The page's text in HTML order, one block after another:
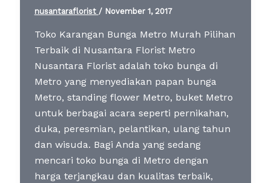
nusantaraflorist / November 1, 2017
Toko Karangan Bunga Metro Murah Pilihan
Terbaik di Nusantara Florist Metro
Nusantara Florist adalah toko bunga di
Metro yang menyediakan papan bunga
Metro, standing flower Metro, buket Metro
untuk berbagai acara seperti pernikahan,
duka, peresmian, pelantikan, ulang tahun
dan wisuda. Bagi Anda yang sedang
mencari toko bunga di Metro dengan
harga terjangkau dan kualitas terbaik,